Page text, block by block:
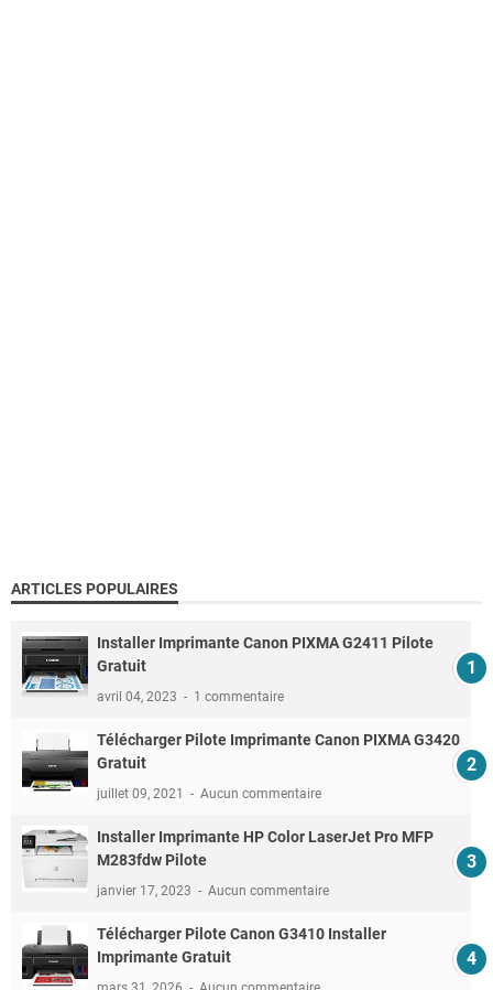
ARTICLES POPULAIRES
Installer Imprimante Canon PIXMA G2411 Pilote
Gratuit
avril 04, 2023 1 commentaire
Télécharger Pilote Imprimante Canon PIXMA G3420
Gratuit
juillet 09, 2021 Aucun commentaire
Installer Imprimante HP Color LaserJet Pro MFP
M283fdw Pilote
janvier 17, 2023 Aucun commentaire
Télécharger Pilote Canon G3410 Installer
Imprimante Gratuit